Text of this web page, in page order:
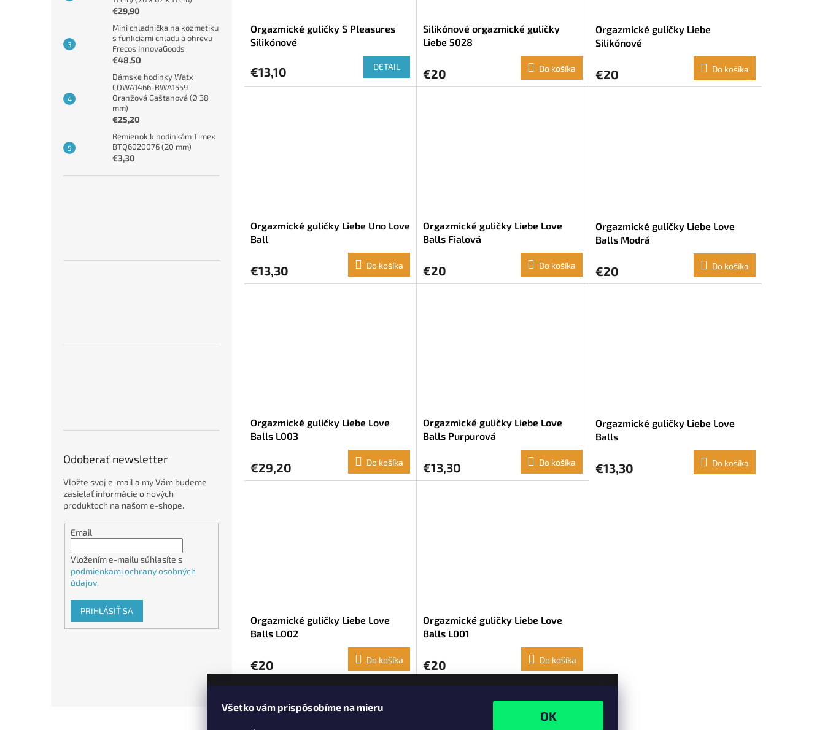
Všetko vám prispôsobíme na mieru
€29,90
Mini chladnička na kozmetiku
s funkciami chladu a ohrevu
Frecos InnovaGoods
€48,50
Dámske hodinky Watx
COWA1466-RWA1559
Oranžová Gaštanová (Ø 38
mm)
€25,20
Remienok k hodinkám Timex
BTQ6020076 (20 mm)
€3,30
Odoberať newsletter
Vložte svoj e-mail a my Vám budeme
zasielať informácie o nových
produktoch na našom e-shope.
Email
Vložením e-mailu súhlasíte s
podmienkami ochrany osobných
údajov.
PRIHLÁSIŤ SA
Orgazmické guličky S Pleasures
Silikónové
€13,10 DETAIL
Silikónové orgazmické guličky
Liebe 5028
€20 Do košíka
Orgazmické guličky Liebe
Silikónové
€20 Do košíka
Orgazmické guličky Liebe Uno Love
Ball
€13,30 Do košíka
Orgazmické guličky Liebe Love
Balls Fialová
€20 Do košíka
Orgazmické guličky Liebe Love
Balls Modrá
€20 Do košíka
Orgazmické guličky Liebe Love
Balls L003
€29,20 Do košíka
Orgazmické guličky Liebe Love
Balls Purpurová
€13,30 Do košíka
Orgazmické guličky Liebe Love
Balls
€13,30 Do košíka
Orgazmické guličky Liebe Love
Balls L002
€20 Do košíka
Orgazmické guličky Liebe Love
Balls L001
€20 Do košíka